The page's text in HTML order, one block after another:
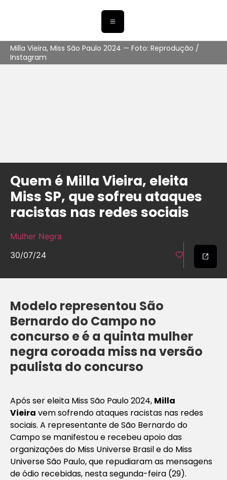
Milla Vieira, Miss São Paulo 2024 — Foto: Reprodução /
Instagram
Quem é Milla Vieira, eleita
Miss SP, que sofreu ataques
racistas nas redes sociais
Mulher Negra
30/07/24
Modelo representou São
Bernardo do Campo no
concurso e é a quinta mulher
negra coroada miss na versão
paulista do concurso
Após ser eleita Miss São Paulo 2024, Milla
Vieira vem sofrendo ataques racistas nas redes
sociais. A representante de São Bernardo do
Campo se manifestou e recebeu apoio das
organizações do Miss Universe Brasil e do Miss
Universe São Paulo, que repudiaram as mensagens
de ódio recebidas, nesta segunda-feira (29).